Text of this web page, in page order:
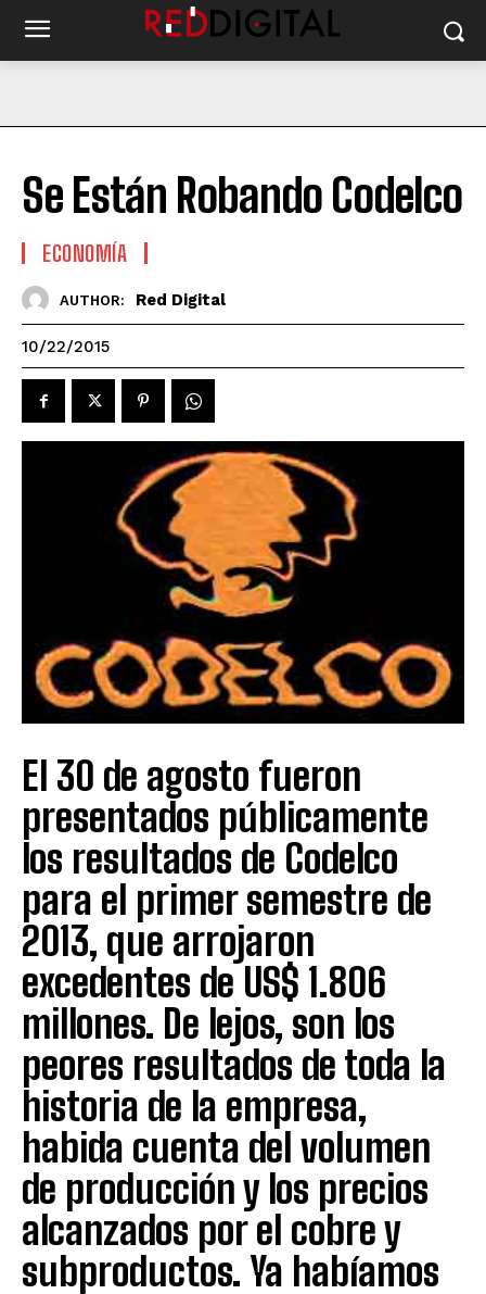
Se Están Robando Codelco
ECONOMÍA
AUTHOR: Red Digital
10/22/2015
El 30 de agosto fueron
presentados públicamente
los resultados de Codelco
para el primer semestre de
2013, que arrojaron
excedentes de US$ 1.806
millones. De lejos, son los
peores resultados de toda la
historia de la empresa,
habida cuenta del volumen
de producción y los precios
alcanzados por el cobre y
subproductos. Ya habíamos